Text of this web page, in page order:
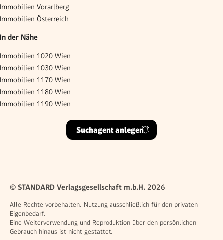
Immobilien Vorarlberg
Immobilien Österreich
In der Nähe
Immobilien 1020 Wien
Immobilien 1030 Wien
Immobilien 1170 Wien
Immobilien 1180 Wien
Immobilien 1190 Wien
Suchagent anlegen
© STANDARD Verlagsgesellschaft m.b.H. 2026
Alle Rechte vorbehalten. Nutzung ausschließlich für den privaten
Eigenbedarf.
Eine Weiterverwendung und Reproduktion über den persönlichen
Gebrauch hinaus ist nicht gestattet.